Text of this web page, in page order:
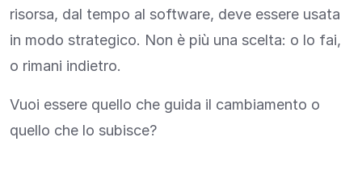
risorsa, dal tempo al software, deve essere usata
in modo strategico. Non è più una scelta: o lo fai,
o rimani indietro.
Vuoi essere quello che guida il cambiamento o
quello che lo subisce?